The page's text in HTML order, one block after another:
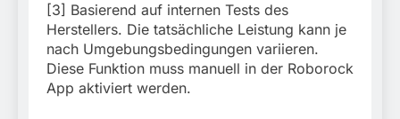
[3] Basierend auf internen Tests des
Herstellers. Die tatsächliche Leistung kann je
nach Umgebungsbedingungen variieren.
Diese Funktion muss manuell in der Roborock
App aktiviert werden.